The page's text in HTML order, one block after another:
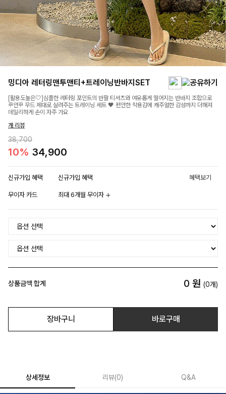
밍디아 레터링맨투맨티+트레이닝반바지SET
[활용도높은🤍]심플한 레터링 포인트의 반팔 티셔츠와 여유롭게 떨어지는 반바지 조합으로
꾸안꾸 무드 제대로 살려주는 트레이닝 세트 🖤 편안한 착용감에 캐주얼한 감성까지 더해져
데일리하게 손이 자주 가요
개 리뷰
38,700
10% 34,900
신규가입 혜택 신규가입 혜택 혜택보기
무이자 카드 최대 6개월 무이자
상품금액 합계 0 원 (0개)
장바구니 바로구매
상세정보 리뷰(0) Q&A